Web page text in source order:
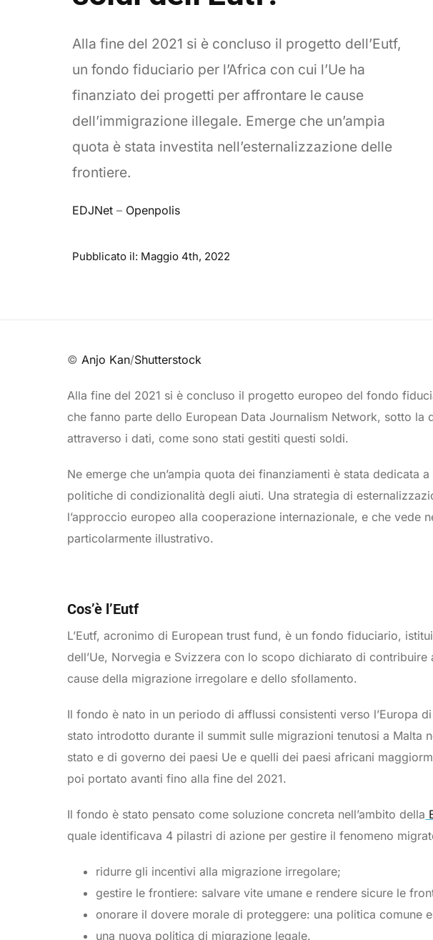
Alla fine del 2021 si è concluso il progetto dell’Eutf,
un fondo fiduciario per l’Africa con cui l’Ue ha
finanziato dei progetti per affrontare le cause
dell’immigrazione illegale. Emerge che un’ampia
quota è stata investita nell’esternalizzazione delle
frontiere.
EDJNet– Openpolis
Pubblicato il: Maggio 4th, 2022
© Anjo Kan/Shutterstock
Alla fine del 2021 si è concluso il progetto europeo del fondo
che fanno parte dello European Data Journalism Network, sotto la
attraverso i dati, come sono stati gestiti questi soldi.
Ne emerge che un’ampia quota dei finanziamenti è stata dedicata
politiche di condizionalità degli aiuti. Una strategia di
l’approccio europeo alla cooperazione internazionale, e che vede
particolarmente illustrativo.
Cos’è l’Eutf
L’Eutf, acronimo di European trust fund, è un fondo fiduciario,
dell’Ue, Norvegia e Svizzera con lo scopo dichiarato di
cause della migrazione irregolare e dello sfollamento.
Il fondo è nato in un periodo di afflussi consistenti verso l’Europa
stato introdotto durante il summit sulle migrazioni tenutosi a Malta
stato e di governo dei paesi Ue e quelli dei paesi africani
poi portato avanti fino alla fine del 2021.
Il fondo è stato pensato come soluzione concreta nell’ambito della
quale identificava 4 pilastri di azione per gestire il fenomeno
ridurre gli incentivi alla migrazione irregolare;
gestire le frontiere: salvare vite umane e rendere sicure le
onorare il dovere morale di proteggere: una politica comune
una nuova politica di migrazione legale.